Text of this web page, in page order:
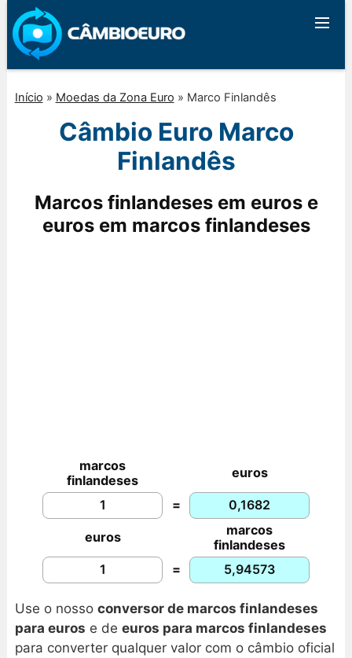
Início » Moedas da Zona Euro » Marco Finlandês
Câmbio Euro Marco
Finlandês
Marcos finlandeses em euros e
euros em marcos finlandeses
marcos
finlandeses
euros
=
euros
marcos
finlandeses
=
Use o nosso conversor de marcos finlandeses
para euros e de euros para marcos finlandeses
para converter qualquer valor com o câmbio oficial